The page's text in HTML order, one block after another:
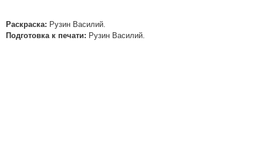
Раскраска: Рузин Василий.
Подготовка к печати: Рузин Василий.